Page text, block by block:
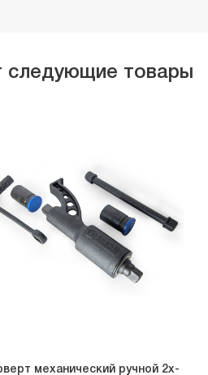
следующие товары
механический ручной 2х-